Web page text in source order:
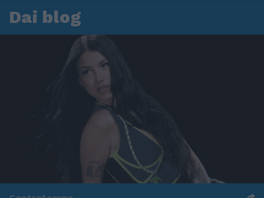
Dai blog